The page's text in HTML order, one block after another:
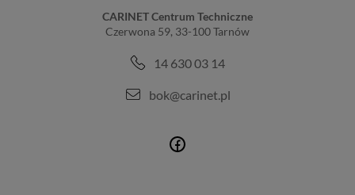
CARINET Centrum Techniczne
Czerwona 59, 33-100 Tarnów
14 630 03 14
bok@carinet.pl